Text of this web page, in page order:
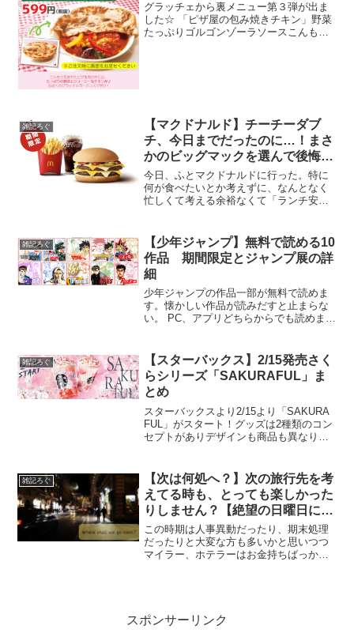
グラッチェから裏メニュー第３弾が出ま
した☆ 「ピザ屋の包み焼きチキン」野菜
たっぷりゴルゴンゾーラソースこんもり
雑記ろぐ
【マクドナルド】チーチーダブ
チ、今日までだったのに…！まさ
かのビッグマックを選んで後悔し
た話
今日、ふとマクドナルドに行った。特に
何が食べたいとか考えずに、なんとなく
忙しくて考える余裕なくて「ランチ安い
いたら、目に飛び込んできたニュース。
「チーチーダブチ、本日3...
雑記ろぐ
【少年ジャンプ】無料で読める10
作品 期間限定とジャンプ展の詳
細
少年ジャンプの作品一部が無料で読めま
す。懐かしい作品が読みだすと止まらな
い。 PC、アプリどちらからでも読めまし
雑記ろぐ
【スターバックス】2/15発売さく
らシリーズ「SAKURAFUL」ま
とめ
スターバックスより2/15より「SAKURA
FUL」がスタート！グッズは2種類のコン
セプトがありデザインも商品も異なりま
もこれも魅力的。※写真、イメージはス
ターバック...
雑記ろぐ
【次は何処へ？】次の旅行先を考
えてる時も、とっても楽しかった
りしません？【絶望の日曜日に贈
るひと時】
この時期は人事異動だったり、期末処理
だったりと大変な方も多いかと思いつつ
マイラー、ホテラーはお金持ちばっかり
スポンサーリンク